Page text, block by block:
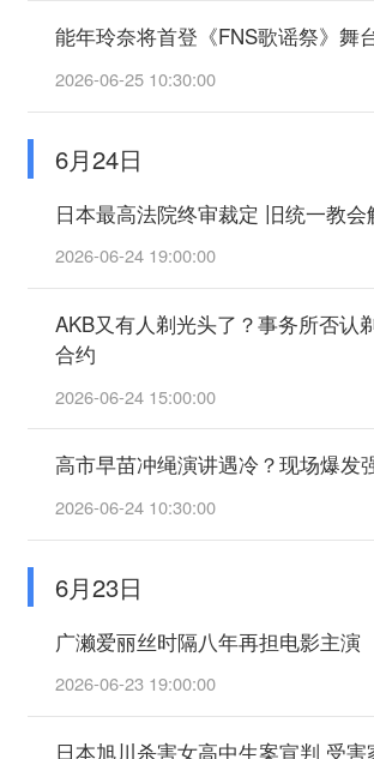
能年玲奈将首登《FNS歌谣祭》舞
2026-06-25 10:30:00
6月24日
日本最高法院终审裁定 旧统一教
2026-06-24 19:00:00
AKB又有人剃光头了？事务所否认
合约
2026-06-24 15:00:00
高市早苗冲绳演讲遇冷？现场爆发
2026-06-24 10:30:00
6月23日
广濑爱丽丝时隔八年再担电影主演
2026-06-23 19:00:00
日本旭川杀害女高中生案宣判 受